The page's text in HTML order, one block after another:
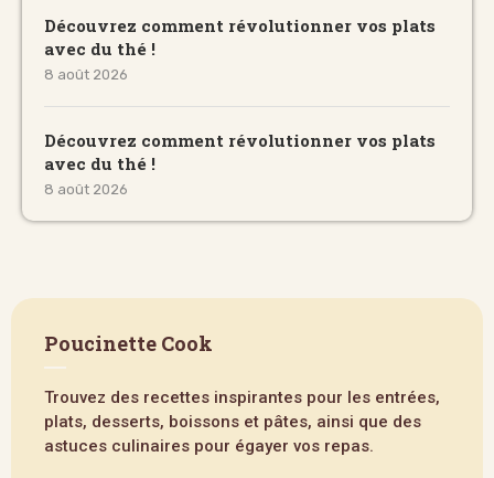
Découvrez comment révolutionner vos plats
avec du thé !
8 août 2026
Découvrez comment révolutionner vos plats
avec du thé !
8 août 2026
Poucinette Cook
Trouvez des recettes inspirantes pour les entrées,
plats, desserts, boissons et pâtes, ainsi que des
astuces culinaires pour égayer vos repas.